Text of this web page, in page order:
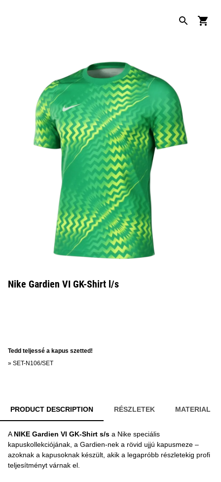
Nike Gardien VI GK-Shirt l/s
Tedd teljessé a kapus szetted!
» SET-N106/SET
PRODUCT DESCRIPTION RÉSZLETEK MATERIAL
A NIKE Gardien VI GK-Shirt s/s a Nike speciális
kapuskollekciójának, a Gardien-nek a rövid ujjú kapusmeze –
azoknak a kapusoknak készült, akik a legapróbb részletekig profi
teljesítményt várnak el.